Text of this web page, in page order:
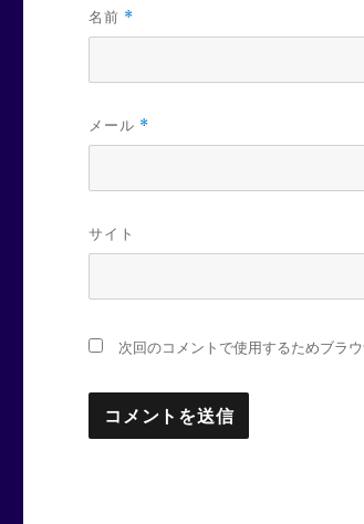
名前 *
メール *
サイト
次回のコメントで使用するためブラ